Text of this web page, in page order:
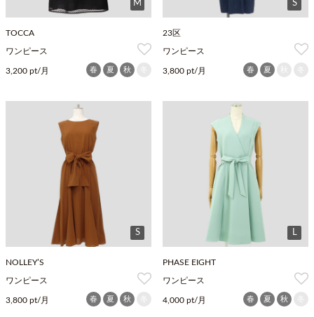
M
TOCCA
ワンピース
3,200 pt/月 春 夏 秋
S
23区
ワンピース
3,800 pt/月 春 夏
S
NOLLEY’S
ワンピース
3,800 pt/月 春 夏 秋
L
PHASE EIGHT
ワンピース
4,000 pt/月 春 夏 秋